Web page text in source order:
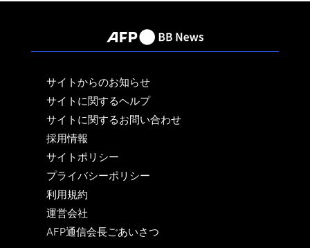
サイトからのお知らせ
サイトに関するヘルプ
サイトに関するお問い合わせ
採用情報
サイトポリシー
プライバシーポリシー
利用規約
運営会社
AFP通信会長ごあいさつ